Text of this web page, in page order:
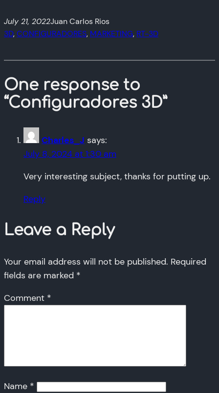
July 21, 2022Juan Carlos Rios
3D, CONFIGURADORES, MARKETING, RT-3D
One response to
“Configuradores 3D”
Charles_J says:
July 8, 2024 at 1:30 am
Very interesting subject, thanks for putting up.
Reply
Leave a Reply
Your email address will not be published. Required
fields are marked *
Comment *
Name *